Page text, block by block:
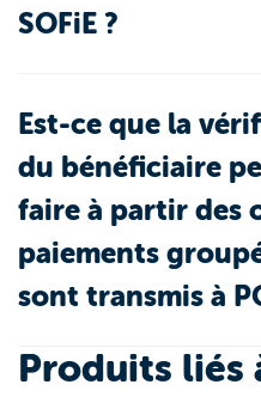
SOFiE ?
Est-ce que la
du bénéficiaire
faire à partir des
paiements
sont transmis à
Produits liés